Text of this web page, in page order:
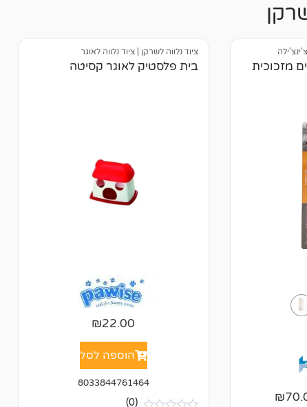
מזכוכית
₪
ציוד נלווה לשרקן |ציוד נלווה לאוגר
בית פלסטיק לאוגר קסיטה
₪22.00
הוספה לסל
8033844761464
(0)